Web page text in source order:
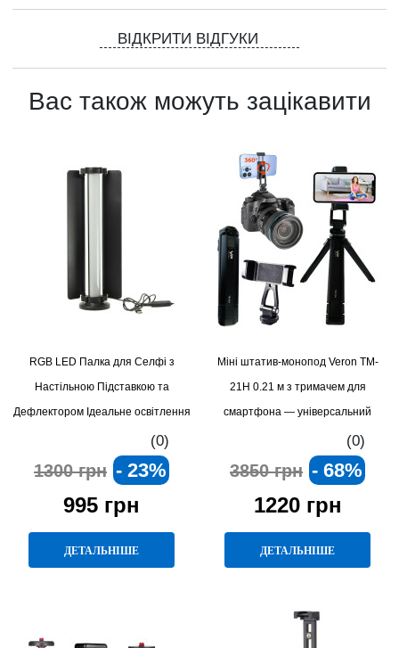
ВІДКРИТИ ВІДГУКИ
Вас також можуть зацікавити
RGB LED Палка для Селфі з
Настільною Підставкою та
Дефлектором Ідеальне освітлення
(0)
1300 грн - 23%
995 грн
ДЕТАЛЬНІШЕ
Міні штатив-монопод Veron TM-
21H 0.21 м з тримачем для
смартфона — універсальний
аксесуар для фото та відео
(0)
3850 грн - 68%
1220 грн
ДЕТАЛЬНІШЕ